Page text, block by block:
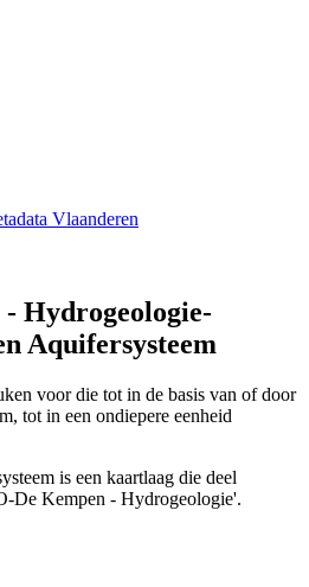
Vlaanderen
Hydrogeologie-
Aquifersysteem
voor die tot in de basis van of door
tot in een ondiepere eenheid
is een kaartlaag die deel
De Kempen - Hydrogeologie'.